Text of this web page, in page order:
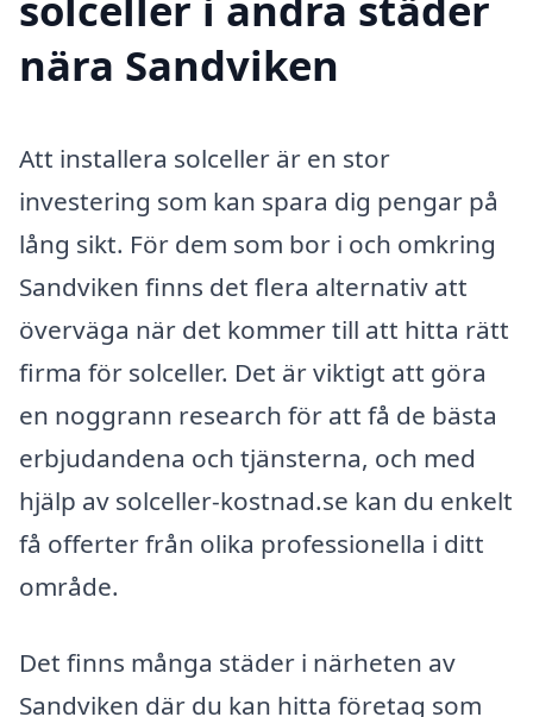
nära Sandviken
Att installera solceller är en stor
investering som kan spara dig pengar på
lång sikt. För dem som bor i och omkring
Sandviken finns det flera alternativ att
överväga när det kommer till att hitta rätt
firma för solceller. Det är viktigt att göra
en noggrann research för att få de bästa
erbjudandena och tjänsterna, och med
hjälp av solceller-kostnad.se kan du enkelt
få offerter från olika professionella i ditt
område.
Det finns många städer i närheten av
Sandviken där du kan hitta företag som